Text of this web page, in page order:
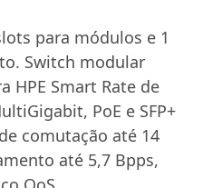
para módulos e 1
Switch modular
HPE Smart Rate de
PoE e SFP+
comutação até 14
até 5,7 Bpps,